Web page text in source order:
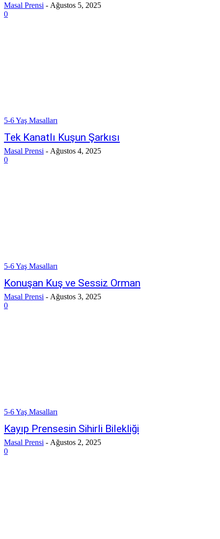
Masal Prensi - Ağustos 5, 2025
0
5-6 Yaş Masalları
Tek Kanatlı Kuşun Şarkısı
Masal Prensi - Ağustos 4, 2025
0
5-6 Yaş Masalları
Konuşan Kuş ve Sessiz Orman
Masal Prensi - Ağustos 3, 2025
0
5-6 Yaş Masalları
Kayıp Prensesin Sihirli Bilekliği
Masal Prensi - Ağustos 2, 2025
0